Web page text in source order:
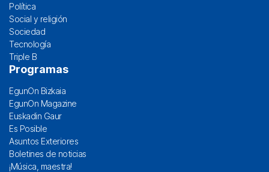
Política
Social y religión
Sociedad
Tecnología
Triple B
Programas
EgunOn Bizkaia
EgunOn Magazine
Euskadin Gaur
Es Posible
Asuntos Exteriores
Boletines de noticias
¡Música, maestra!